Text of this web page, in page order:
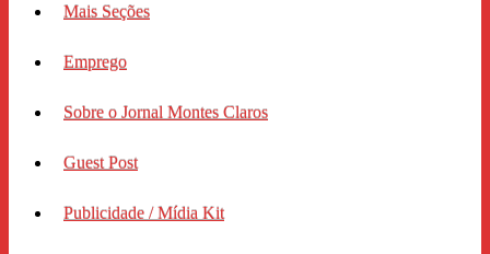
Mais Seções
Emprego
Sobre o Jornal Montes Claros
Guest Post
Publicidade / Mídia Kit